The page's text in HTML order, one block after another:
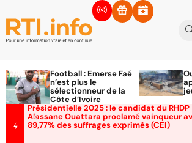
Football : Emerse Faé
n’est plus le
sélectionneur de la
Côte d’Ivoire
Présidentielle 2025 : le candidat du RHDP
Alassane Ouattara proclamé vainqueur
89,77% des suffrages exprimés (CEI)